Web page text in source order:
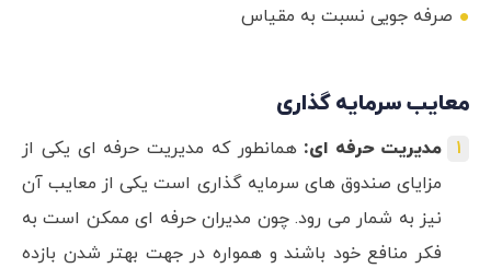
صرفه جویی نسبت به مقیاس
معایب سرمایه گذاری
مدیریت حرفه ای: همانطور که مدیریت حرفه ای یکی از
مزایای صندوق های سرمایه گذاری است یکی از معایب آن
نیز به شمار می رود. چون مدیران حرفه ای ممکن است به
فکر منافع خود باشند و همواره در جهت بهتر شدن بازده